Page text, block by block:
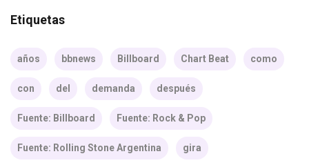
Etiquetas
años bbnews Billboard Chart Beat como
con del demanda después
Fuente: Billboard Fuente: Rock & Pop
Fuente: Rolling Stone Argentina gira